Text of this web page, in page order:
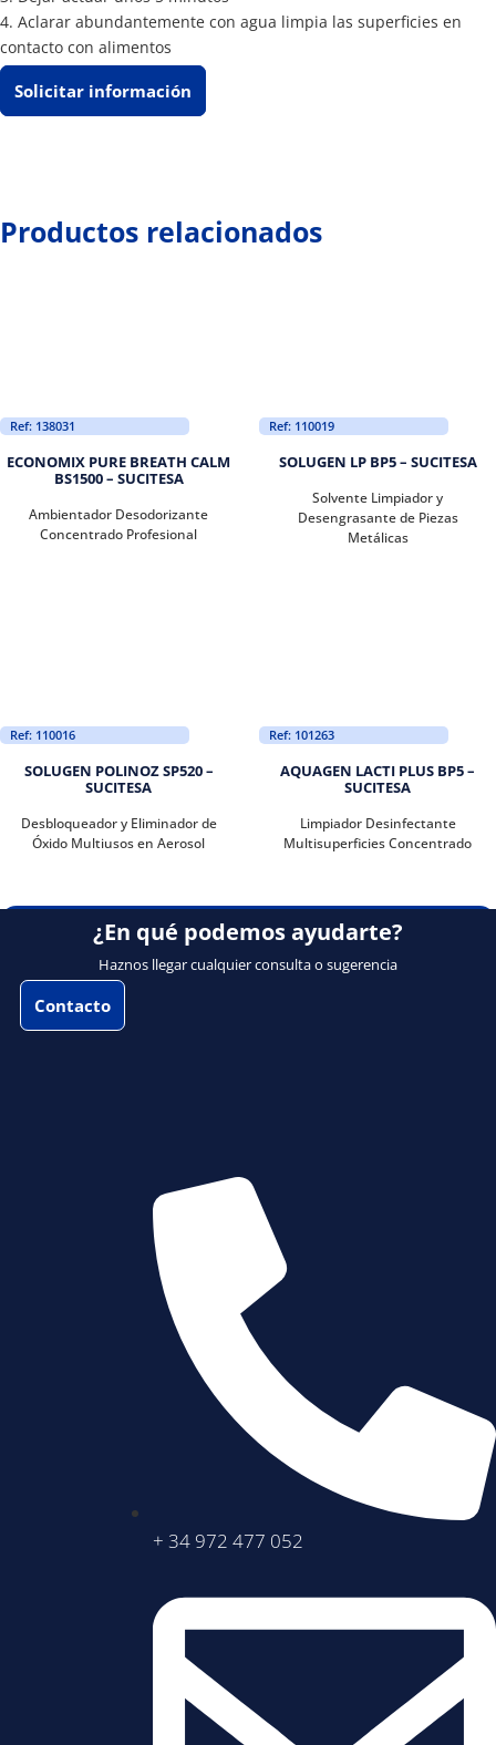
4. Aclarar abundantemente con agua limpia las superficies en
contacto con alimentos
Solicitar información
Productos relacionados
Ref: 138031
ECONOMIX PURE BREATH CALM
BS1500 – SUCITESA
Ambientador Desodorizante
Concentrado Profesional
Ref: 110019
SOLUGEN LP BP5 – SUCITESA
Solvente Limpiador y
Desengrasante de Piezas
Metálicas
Ref: 110016
SOLUGEN POLINOZ SP520 –
SUCITESA
Desbloqueador y Eliminador de
Óxido Multiusos en Aerosol
Ref: 101263
AQUAGEN LACTI PLUS BP5 –
SUCITESA
Limpiador Desinfectante
Multisuperficies Concentrado
¿En qué podemos ayudarte?
Haznos llegar cualquier consulta o sugerencia
Contacto
+ 34 972 477 052